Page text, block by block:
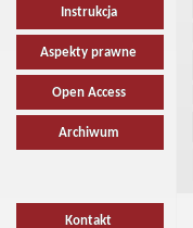
Instrukcja
Aspekty prawne
Open Access
Archiwum
Kontakt